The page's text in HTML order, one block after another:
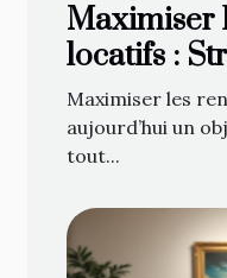
Maximiser
locatifs :
pour
Maximiser les
aujourd’hui un
tout...